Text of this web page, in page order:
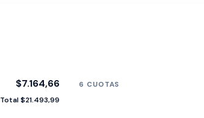
$7.164,66
Total $21.493,99
6 CUOTAS